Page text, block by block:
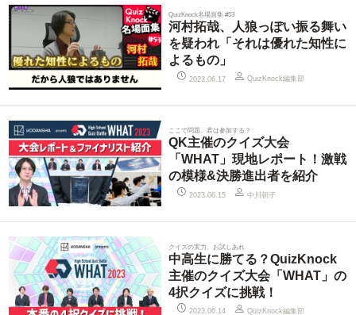
QuizKnock名場面集 #53
河村拓哉、人狼っぽい振る舞い
を疑われ「それは優れた知性に
よるもの」
2023.06.17 QuizKnock編集部
ここで問題。君は参加する？
QK主催のクイズ大会
「WHAT」現地レポート！激戦
の模様&決勝進出者を紹介
2023.06.15 中川朝子
クイズの実力、お試しあれ
中高生に勝てる？QuizKnock
主催のクイズ大会「WHAT」の
4択クイズに挑戦！
2023.06.14 QuizKnock編集部